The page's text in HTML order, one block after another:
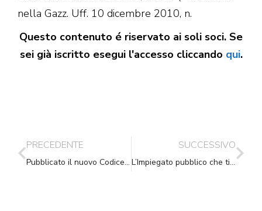
nella Gazz. Uff. 10 dicembre 2010, n.
Questo contenuto é riservato ai soli soci. Se
sei già iscritto esegui l'accesso cliccando qui.
PRECEDENTE
Pubblicato il nuovo Codice dell’Amministrazione Digitale (C.A.D.)
SUCCESSIVO
L’Impiegato pubblico che timbra fuori sede senza autorizzazione: è truffa